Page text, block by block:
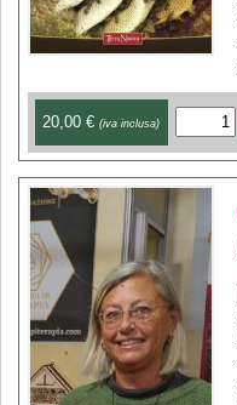
20,00 € (iva inclusa)